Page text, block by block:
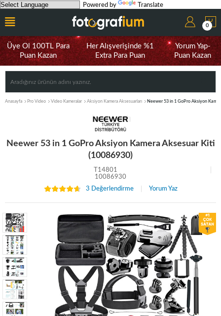
Powered by Translate
0
Üye Ol 100TL Para
Puan Kazan
Her Alışverişinde %1
Extra Para Puan
Yorum Yap-
Puan Kazan
Anasayfa Pro Video Video Kameralar Aksiyon Kamera Aksesuarları Neewer 53 in 1 GoPro Aksiyon
Neewer 53 in 1 GoPro Aksiyon Kamera Aksesuar Kiti
(10086930)
T14801
10086930
3 Değerlendirme
Yorum Yaz